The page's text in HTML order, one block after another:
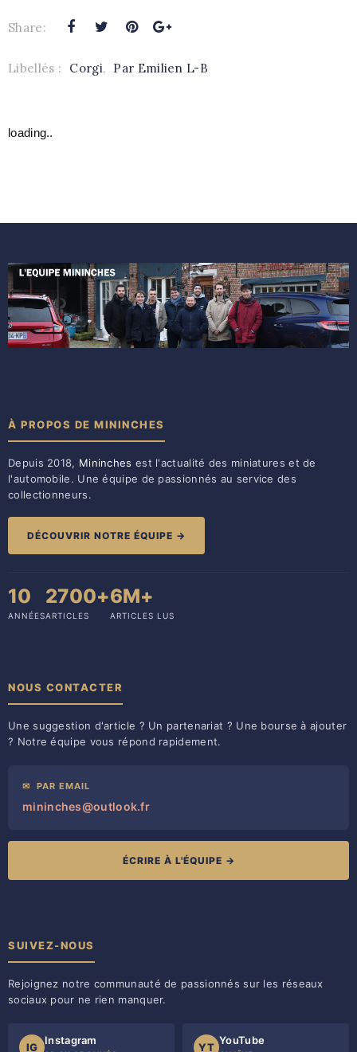
Share:
Libellés : Corgi, Par Emilien L-B
loading..
À PROPOS DE MININCHES
Depuis 2018, Mininches est l'actualité des miniatures et de
l'automobile. Une équipe de passionnés au service des
collectionneurs.
DÉCOUVRIR NOTRE ÉQUIPE →
10
ANNÉES
2700+
ARTICLES
6M+
ARTICLES LUS
NOUS CONTACTER
Une suggestion d'article ? Un partenariat ? Une bourse à ajouter
? Notre équipe vous répond rapidement.
✉ PAR EMAIL
mininches@outlook.fr
ÉCRIRE À L'ÉQUIPE →
SUIVEZ-NOUS
Rejoignez notre communauté de passionnés sur les réseaux
sociaux pour ne rien manquer.
IG
Instagram
YT
YouTube